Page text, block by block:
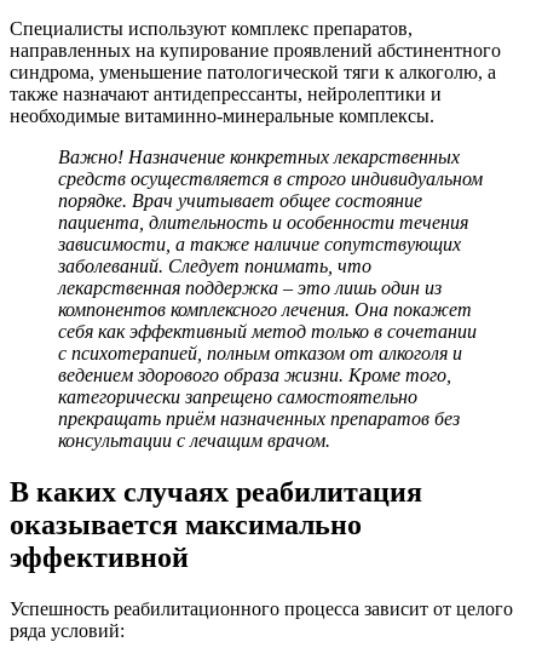
Специалисты используют комплекс препаратов,
направленных на купирование проявлений абстинентного
синдрома, уменьшение патологической тяги к алкоголю, а
также назначают антидепрессанты, нейролептики и
необходимые витаминно-минеральные комплексы.
Важно! Назначение конкретных лекарственных
средств осуществляется в строго индивидуальном
порядке. Врач учитывает общее состояние
пациента, длительность и особенности течения
зависимости, а также наличие сопутствующих
заболеваний. Следует понимать, что
лекарственная поддержка – это лишь один из
компонентов комплексного лечения. Она покажет
себя как эффективный метод только в сочетании
с психотерапией, полным отказом от алкоголя и
ведением здорового образа жизни. Кроме того,
категорически запрещено самостоятельно
прекращать приём назначенных препаратов без
консультации с лечащим врачом.
В каких случаях реабилитация
оказывается максимально
эффективной
Успешность реабилитационного процесса зависит от целого
ряда условий: